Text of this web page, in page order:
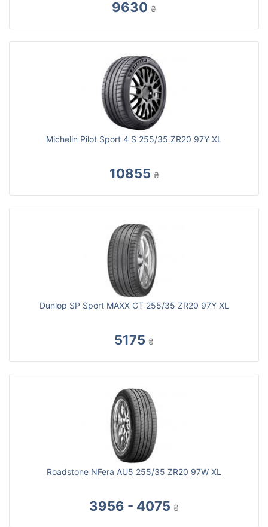
9630 ₴
Michelin Pilot Sport 4 S 255/35 ZR20 97Y XL
10855 ₴
Dunlop SP Sport MAXX GT 255/35 ZR20 97Y XL
5175 ₴
Roadstone NFera AU5 255/35 ZR20 97W XL
3956 - 4075 ₴